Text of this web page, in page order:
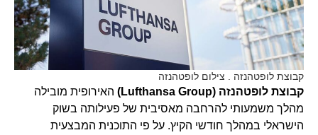
קבוצת לופטהנזה . צילום לופטהנזה
קבוצת לופטהנזה (Lufthansa Group)
האירופית מובילה
מהלך משמעותי להרחבה מאסיבית של פעילותה בשוק
הישראלי במהלך חודשי הקיץ. על פי התוכנית המבצעית